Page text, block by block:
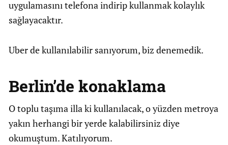
uygulamasını telefona indirip kullanmak kolaylık
sağlayacaktır.
Uber de kullanılabilir sanıyorum, biz denemedik.
Berlin’de konaklama
O toplu taşıma illa ki kullanılacak, o yüzden metroya
yakın herhangi bir yerde kalabilirsiniz diye
okumuştum. Katılıyorum.